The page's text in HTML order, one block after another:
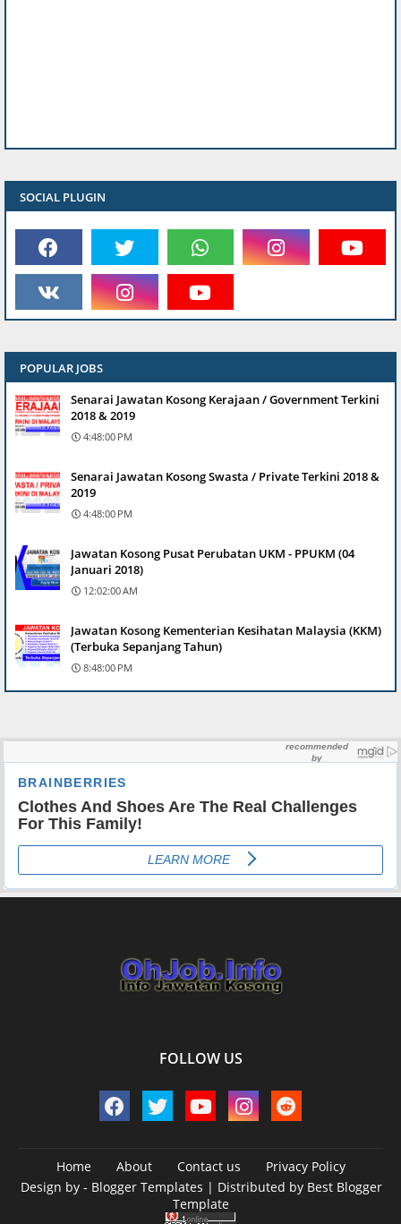
SOCIAL PLUGIN
POPULAR JOBS
Senarai Jawatan Kosong Kerajaan / Government Terkini
2018 & 2019
4:48:00 PM
Senarai Jawatan Kosong Swasta / Private Terkini 2018 &
2019
4:48:00 PM
Jawatan Kosong Pusat Perubatan UKM - PPUKM (04
Januari 2018)
12:02:00 AM
Jawatan Kosong Kementerian Kesihatan Malaysia (KKM)
(Terbuka Sepanjang Tahun)
8:48:00 PM
FOLLOW US
Home About Contact us
Privacy Policy
Design by - Blogger Templates | Distributed by Best Blogger
Template